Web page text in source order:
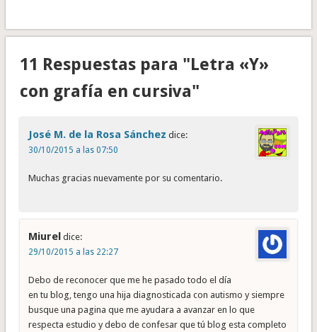
11 Respuestas para "Letra «Y»
con grafía en cursiva"
José M. de la Rosa Sánchez dice:
30/10/2015 a las 07:50
Muchas gracias nuevamente por su comentario.
Miurel dice:
29/10/2015 a las 22:27
Debo de reconocer que me he pasado todo el día
en tu blog, tengo una hija diagnosticada con autismo y siempre
busque una pagina que me ayudara a avanzar en lo que
respecta estudio y debo de confesar que tú blog esta completo